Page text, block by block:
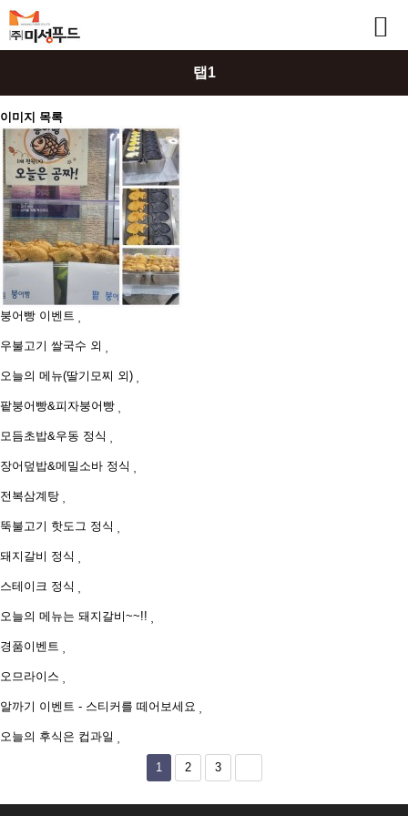
탭1
이미지 목록
붕어빵 이벤트
우불고기 쌀국수 외
오늘의 메뉴(딸기모찌 외)
팥붕어빵&피자붕어빵
모듬초밥&우동 정식
장어덮밥&메밀소바 정식
전복삼계탕
뚝불고기 핫도그 정식
돼지갈비 정식
스테이크 정식
오늘의 메뉴는 돼지갈비~~!!
경품이벤트
오므라이스
알까기 이벤트 - 스티커를 떼어보세요
오늘의 후식은 컵과일
1 2 3